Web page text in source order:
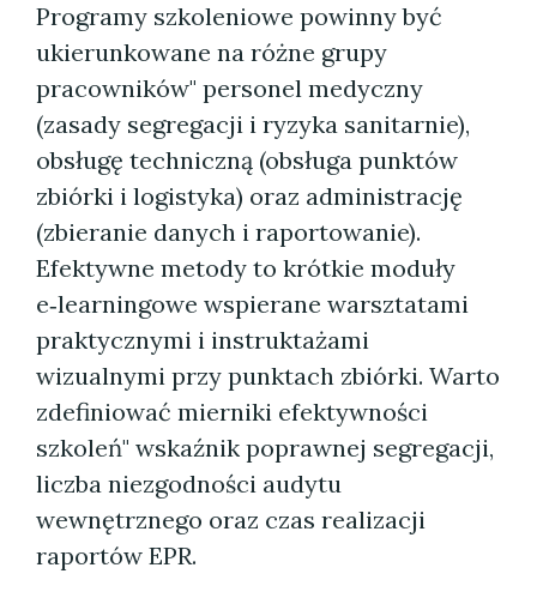
Programy szkoleniowe powinny być
ukierunkowane na różne grupy
pracowników" personel medyczny
(zasady segregacji i ryzyka sanitarnie),
obsługę techniczną (obsługa punktów
zbiórki i logistyka) oraz administrację
(zbieranie danych i raportowanie).
Efektywne metody to krótkie moduły
e‑learningowe wspierane warsztatami
praktycznymi i instruktażami
wizualnymi przy punktach zbiórki. Warto
zdefiniować mierniki efektywności
szkoleń" wskaźnik poprawnej segregacji,
liczba niezgodności audytu
wewnętrznego oraz czas realizacji
raportów EPR.